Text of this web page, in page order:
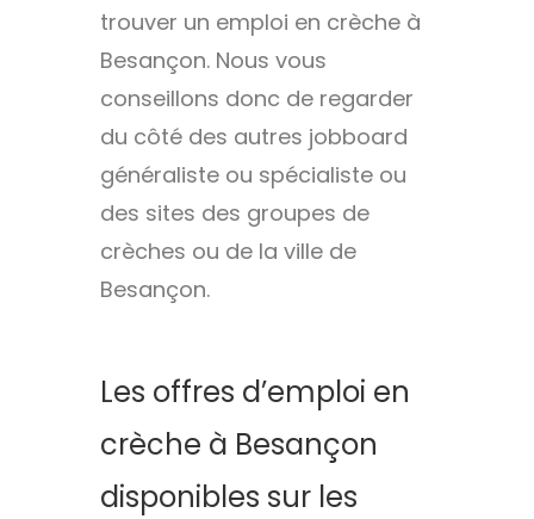
trouver un emploi en crèche à
Besançon. Nous vous
conseillons donc de regarder
du côté des autres jobboard
généraliste ou spécialiste ou
des sites des groupes de
crèches ou de la ville de
Besançon.
Les offres d’emploi en
crèche à Besançon
disponibles sur les